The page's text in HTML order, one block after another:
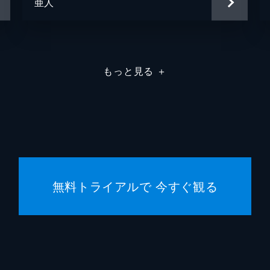
もっと見る ＋
無料トライアルで 今すぐ観る